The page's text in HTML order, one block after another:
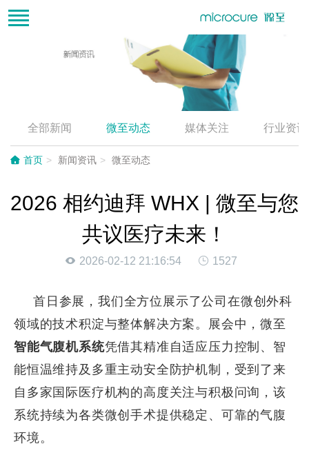
全部新闻 微至动态 媒体关注 行业资讯
首页 新闻资讯 微至动态
2026 相约迪拜 WHX | 微至与您
共议医疗未来！
2026-02-12 21:16:54 1527
首日参展，我们全方位展示了公司在微创外科
领域的技术积淀与整体解决方案。展会中，微至
智能气腹机系统凭借其精准自适应压力控制、智
能恒温维持及多重主动安全防护机制，受到了来
自多家国际医疗机构的高度关注与积极问询，该
系统持续为各类微创手术提供稳定、可靠的气腹
环境。